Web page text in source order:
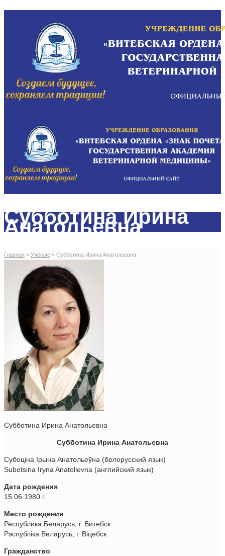
Субботина Ирина
Анатольевна
Главная » Ученые » Субботина Ирина Анатольевна
Субботина Ирина Анатольевна
Субботина Ирина Анатольевна
Субоцiна Iрына Анатольеўна (белорусский язык)
Subotsina Iryna Anatolievna (английский язык)
Дата рождения
15.06.1980 г.
Место рождения
Республика Беларусь, г. Витебск
Рэспублiка Беларусь, г. Biцебск
Гражданство